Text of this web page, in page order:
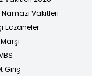
Vakitleri
Eczaneler
Giriş